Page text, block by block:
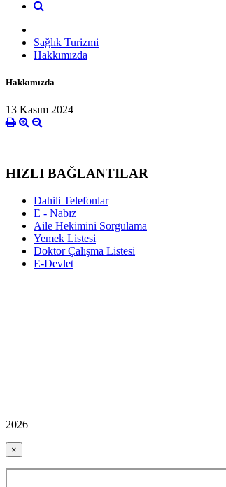
Sağlık Turizmi
Hakkımızda
Hakkımızda
13 Kasım 2024
HIZLI BAĞLANTILAR
Dahili Telefonlar
E - Nabız
Aile Hekimini Sorgulama
Yemek Listesi
Doktor Çalışma Listesi
E-Devlet
2026
×